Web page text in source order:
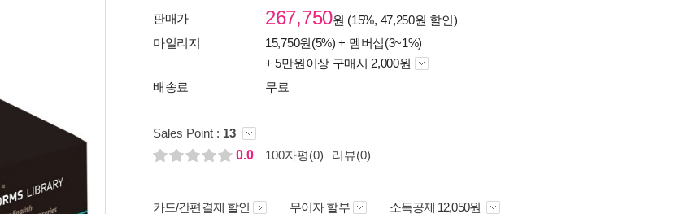
판매가
267,750원 (15%, 47,250원 할인)
마일리지
15,750원(5%) + 멤버십(3~1%)
+ 5만원이상 구매시 2,000원
배송료
무료
Sales Point : 13
0.0
100자평(0) 리뷰(0)
카드/간편결제 할인 무이자 할부 소득공제 12,050원